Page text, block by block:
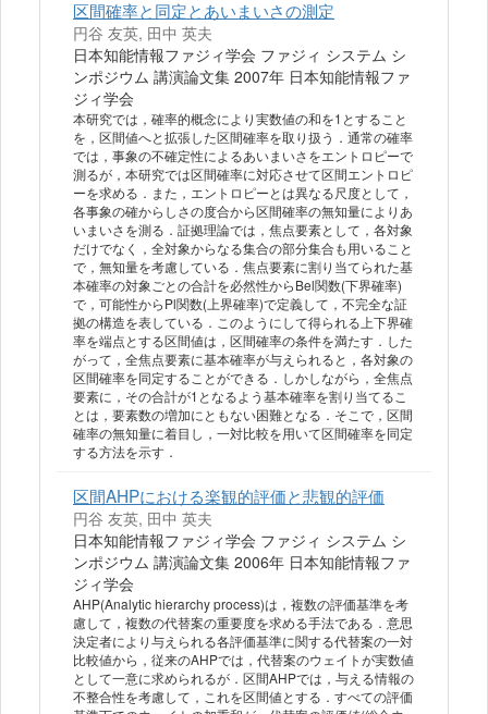
区間確率と同定とあいまいさの測定
円谷 友英, 田中 英夫
日本知能情報ファジィ学会 ファジィ システム シ
ンポジウム 講演論文集 2007年 日本知能情報ファ
ジィ学会
本研究では，確率的概念により実数値の和を1とすること
を，区間値へと拡張した区間確率を取り扱う．通常の確率
では，事象の不確定性によるあいまいさをエントロピーで
測るが，本研究では区間確率に対応させて区間エントロピ
ーを求める．また，エントロピーとは異なる尺度として，
各事象の確からしさの度合から区間確率の無知量によりあ
いまいさを測る．証拠理論では，焦点要素として，各対象
だけでなく，全対象からなる集合の部分集合も用いること
で，無知量を考慮している．焦点要素に割り当てられた基
本確率の対象ごとの合計を必然性からBel関数(下界確率)
で，可能性からPl関数(上界確率)で定義して，不完全な証
拠の構造を表している．このようにして得られる上下界確
率を端点とする区間値は，区間確率の条件を満たす．した
がって，全焦点要素に基本確率が与えられると，各対象の
区間確率を同定することができる．しかしながら，全焦点
要素に，その合計が1となるよう基本確率を割り当てるこ
とは，要素数の増加にともない困難となる．そこで，区間
確率の無知量に着目し，一対比較を用いて区間確率を同定
する方法を示す．
区間AHPにおける楽観的評価と悲観的評価
円谷 友英, 田中 英夫
日本知能情報ファジィ学会 ファジィ システム シ
ンポジウム 講演論文集 2006年 日本知能情報ファ
ジィ学会
AHP(Analytic hierarchy process)は，複数の評価基準を考
慮して，複数の代替案の重要度を求める手法である．意思
決定者により与えられる各評価基準に関する代替案の一対
比較値から，従来のAHPでは，代替案のウェイトが実数値
として一意に求められるが．区間AHPでは，与える情報の
不整合性を考慮して，これを区間値とする．すべての評価